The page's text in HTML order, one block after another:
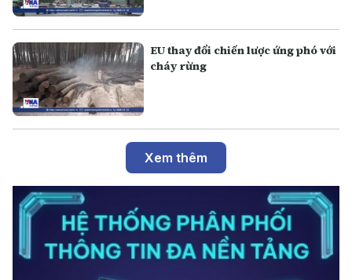
EU thay đổi chiến lược ứng phó với
cháy rừng
Xem thêm